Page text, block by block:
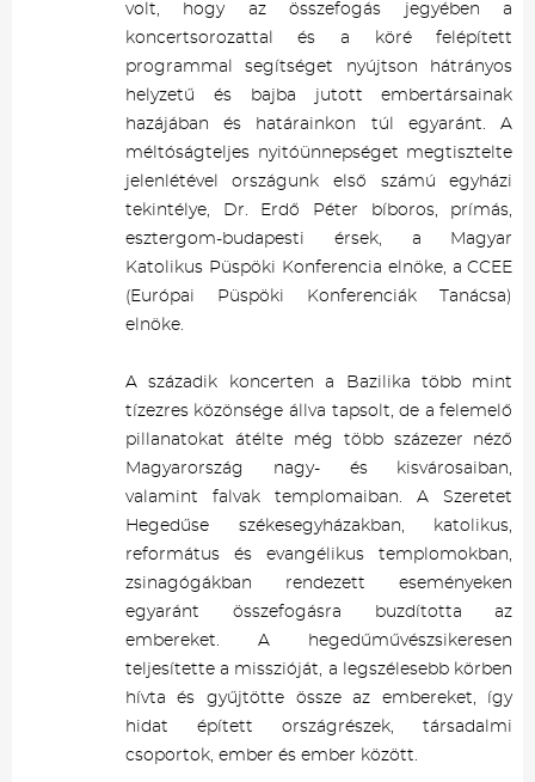
volt, hogy az összefogás jegyében a
koncertsorozattal és a köré felépített
programmal segítséget nyújtson hátrányos
helyzetű és bajba jutott embertársainak
hazájában és határainkon túl egyaránt. A
méltóságteljes nyitóünnepséget megtisztelte
jelenlétével országunk első számú egyházi
tekintélye, Dr. Erdő Péter bíboros, prímás,
esztergom-budapesti érsek, a Magyar
Katolikus Püspöki Konferencia elnöke, a CCEE
(Európai Püspöki Konferenciák Tanácsa)
elnöke.
A századik koncerten a Bazilika több mint
tízezres közönsége állva tapsolt, de a felemelő
pillanatokat átélte még több százezer néző
Magyarország nagy- és kisvárosaiban,
valamint falvak templomaiban. A Szeretet
Hegedűse székesegyházakban, katolikus,
református és evangélikus templomokban,
zsinagógákban rendezett eseményeken
egyaránt összefogásra buzdította az
embereket. A hegedűművészsikeresen
teljesítette a misszióját, a legszélesebb körben
hívta és gyűjtötte össze az embereket, így
hidat épített országrészek, társadalmi
csoportok, ember és ember között.